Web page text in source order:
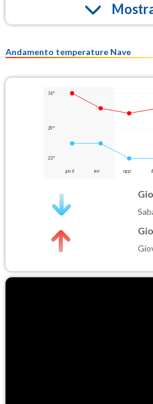
Andamento temperature Nave
36°
29°
23°
gio 6 ieri oggi